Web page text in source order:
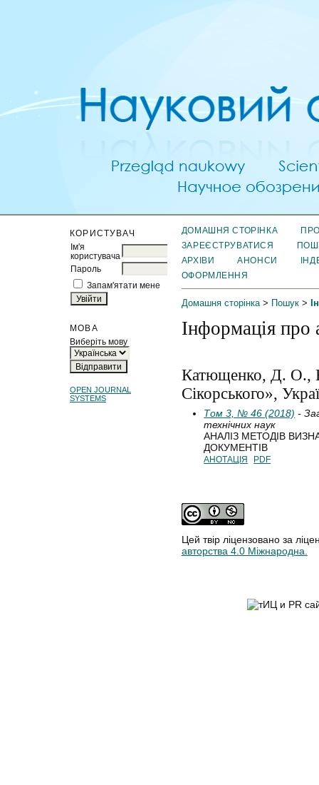
КОРИСТУВАЧ
Ім'я
користувача
Пароль
Запам'ятати мене
МОВА
Виберіть мову
OPEN JOURNAL
SYSTEMS
ДОМАШНЯ СТОРІНКА
ЗАРЕЄСТРУВАТИСЯ
АРХІВИ
АНОНСИ
ОФОРМЛЕННЯ
Домашня сторінка> Пошук>
Інформація про
Катющенко, Д. О.,
Сікорського»,
Том 3, № 46 (2018) -
технічних наук
АНАЛІЗ МЕТОДІВ
ДОКУМЕНТІВ
АНОТАЦІЯ PDF
Цей твір ліцензовано за
авторства 4.0 Міжнародна.